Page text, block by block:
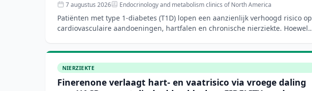
7 augustus 2026 Endocrinology and metabolism clinics of North America
Patiënten met type 1-diabetes (T1D) lopen een aanzienlijk verhoogd risico op
cardiovasculaire aandoeningen, hartfalen en chronische nierziekte. Hoewel
NIERZIEKTE
Finerenone verlaagt hart- en vaatrisico via vroege daling